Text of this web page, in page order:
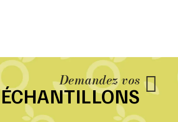
Demandez vos
ÉCHANTILLONS